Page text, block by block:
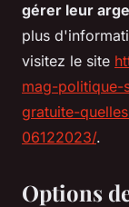
gérer leur
plus
visitez le site
mag-politique-
gratuite-
06122023/.
Options